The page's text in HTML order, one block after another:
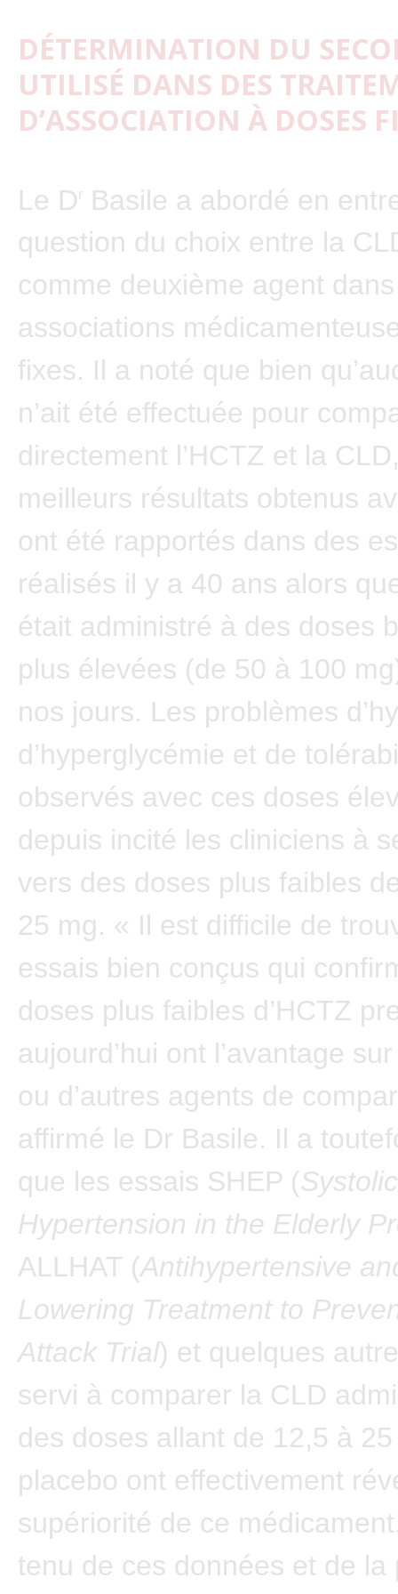
DÉTERMINATION DU
UTILISÉ DANS DES
D’ASSOCIATION À DOSES
Le Dr
Basile a abordé en
question du choix entre la
comme deuxième agent
associations
fixes. Il a noté que bien
n’ait été effectuée pour
directement l’HCTZ et la
meilleurs résultats obtenus
ont été rapportés dans des
réalisés il y a 40 ans alors
était administré à des doses
plus élevées (de 50 à 100
nos jours. Les problèmes
d’hyperglycémie et de
observés avec ces doses
depuis incité les cliniciens à
vers des doses plus faibles
25 mg. « Il est difficile de
essais bien conçus qui
doses plus faibles d’HCTZ
aujourd’hui ont l’avantage
ou d’autres agents de
affirmé le Dr Basile. Il a
que les essais SHEP (Systolic
Hypertension in the Elderly
ALLHAT (Antihypertensive
Lowering Treatment to
Attack Trial) et quelques
servi à comparer la CLD
des doses allant de 12,5 à
placebo ont effectivement
supériorité de ce
tenu de ces données et de la